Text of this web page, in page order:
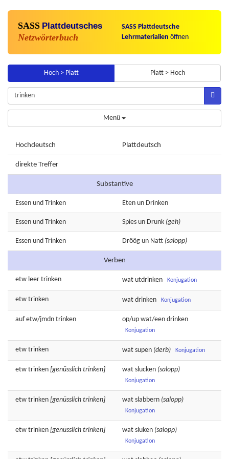
SASS Plattdeutsches
Netzwörterbuch
SASS Plattdeutsche
Lehrmaterialien öffnen
Hoch > Platt Platt > Hoch
Menü
Hochdeutsch Plattdeutsch
direkte Treffer
Substantive
Essen und Trinken Eten un Drinken
Essen und Trinken Spies un Drunk (geh)
Essen und Trinken Dröög un Natt (salopp)
Verben
etw leer trinken wat utdrinken Konjugation
etw trinken wat drinken Konjugation
auf etw/jmdn trinken op/up wat/een drinken
Konjugation
etw trinken wat supen (derb) Konjugation
etw trinken [genüsslich trinken] wat slucken (salopp)
Konjugation
etw trinken [genüsslich trinken] wat slabbern (salopp)
Konjugation
etw trinken [genüsslich trinken] wat sluken (salopp)
Konjugation